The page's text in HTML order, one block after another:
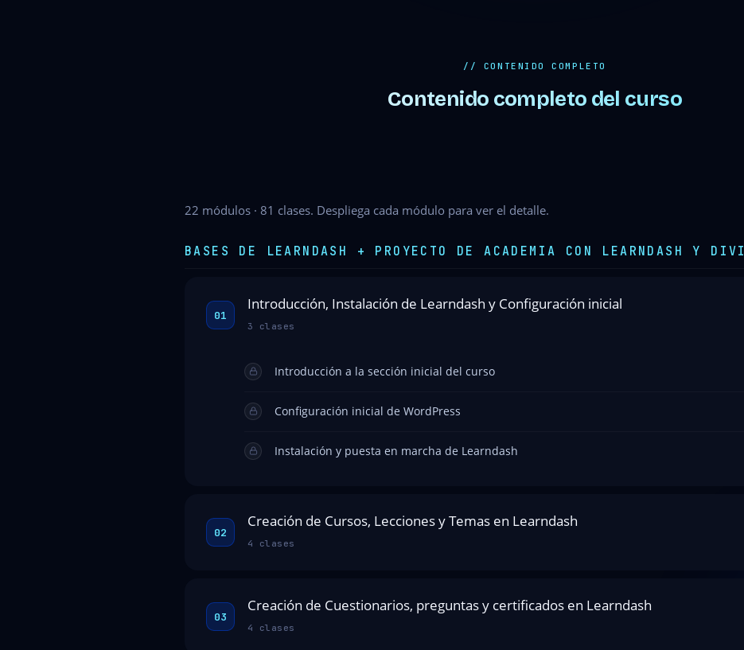
// CONTENIDO COMPLETO
Contenido completo del curso
22 módulos · 81 clases. Despliega cada módulo para ver el detalle.
BASES DE LEARNDASH + PROYECTO DE ACADEMIA CON LEARNDASH Y DIVI
01
Introducción, Instalación de Learndash y Configuración inicial
3 clases
Introducción a la sección inicial del curso
Configuración inicial de WordPress
Instalación y puesta en marcha de Learndash
02
Creación de Cursos, Lecciones y Temas en Learndash
4 clases
03
Creación de Cuestionarios, preguntas y certificados en Learndash
4 clases